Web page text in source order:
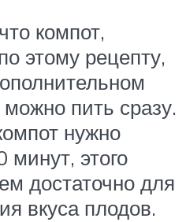
компот,
этому рецепту,
пить сразу.
нужно
минут, этого
достаточно для
вкуса плодов.